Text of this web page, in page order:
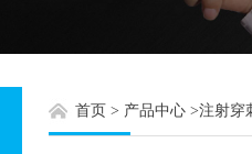
首页 > 产品中心 >注射穿